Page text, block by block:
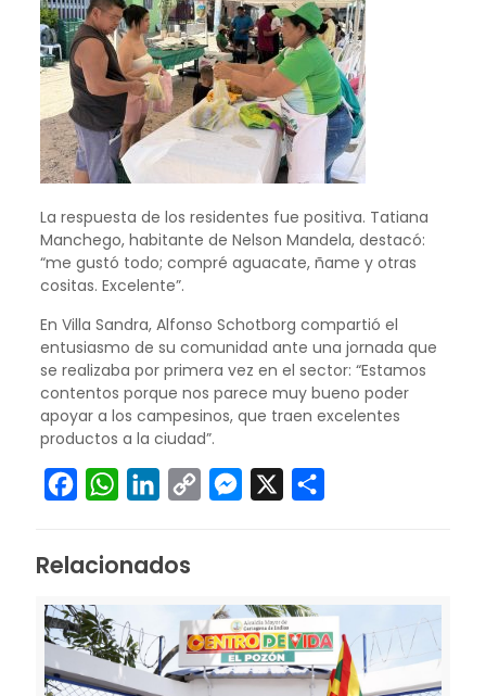
La respuesta de los residentes fue positiva. Tatiana
Manchego, habitante de Nelson Mandela, destacó:
“me gustó todo; compré aguacate, ñame y otras
cositas. Excelente”.
En Villa Sandra, Alfonso Schotborg compartió el
entusiasmo de su comunidad ante una jornada que
se realizaba por primera vez en el sector: “Estamos
contentos porque nos parece muy bueno poder
apoyar a los campesinos, que traen excelentes
productos a la ciudad”.
FacebookWhatsAppLinkedIn
Copy
Messenger
Relacionados